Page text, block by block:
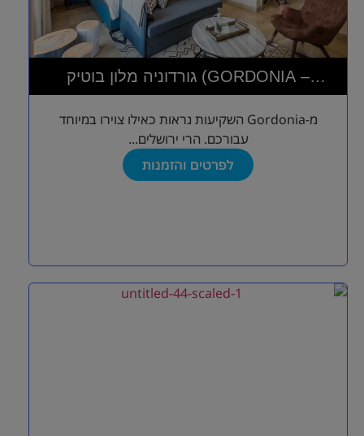
גורדוניה מלון בוטיק (GORDONIA –
PRIVATE HOTEL)
מ-Gordonia השקיעות נראות כאילו צוירו במיוחד
עבורכם. הרי ירושלים...
לפרטים והזמנות